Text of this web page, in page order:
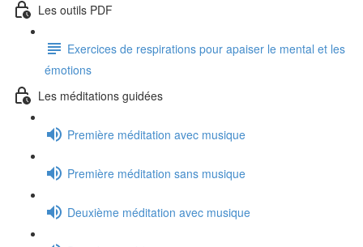
Les outils PDF
Exercices de respirations pour apaiser le mental et les
émotions
Les méditations guidées
Première méditation avec musique
Première méditation sans musique
Deuxième méditation avec musique